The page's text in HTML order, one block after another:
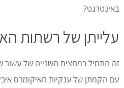
באינטרנט?
עלייתן של רשתות
זה התחיל במחצית השנייה של
עם הקמתן של ענקיות האיקומרס